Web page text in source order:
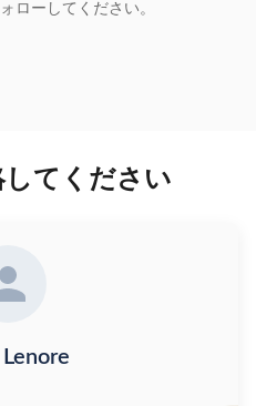
ローしてください。
てください